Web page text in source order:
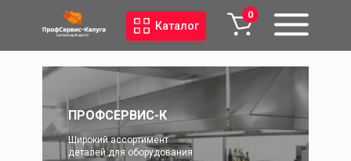
Каталог
0
ПРОФСЕРВИС-К
Широкий ассортимент
деталей для оборудования